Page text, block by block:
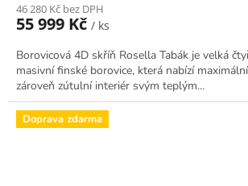
46 280 Kč bez DPH
55 999 Kč / ks
Borovicová 4D skříň Rosella Tabák je velká
masivní finské borovice, která nabízí
zároveň zútulní interiér svým teplým...
Doprava zdarma